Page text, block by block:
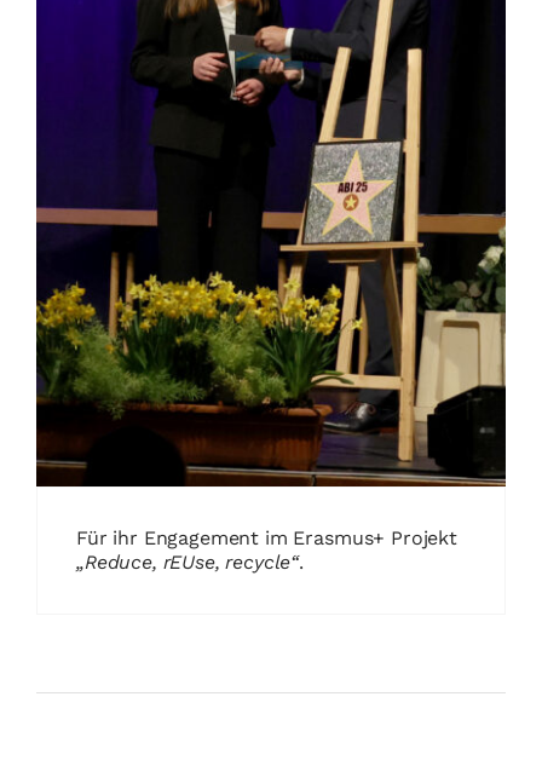
Für ihr Engagement im Erasmus+ Projekt
„Reduce, rEUse, recycle“.